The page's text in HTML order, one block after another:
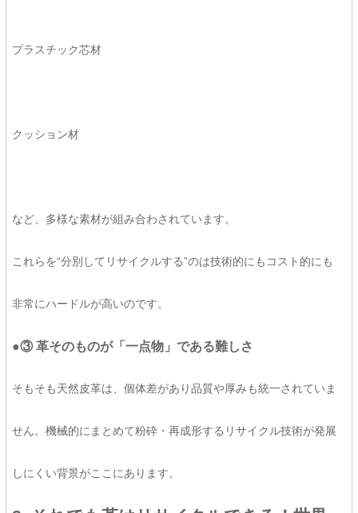
プラスチック芯材
クッション材
など、多様な素材が組み合わされています。
これらを“分別してリサイクルする”のは技術的にもコスト的にも
非常にハードルが高いのです。
●③ 革そのものが「一点物」である難しさ
そもそも天然皮革は、個体差があり品質や厚みも統一されていま
せん。機械的にまとめて粉砕・再成形するリサイクル技術が発展
しにくい背景がここにあります。